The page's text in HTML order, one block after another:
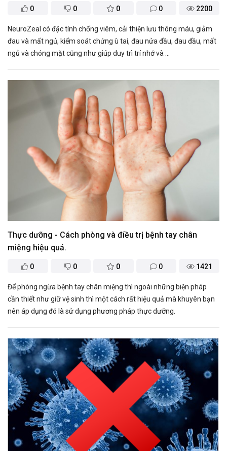
0 0 0 0 2200
NeuroZeal có đặc tính chống viêm, cải thiện lưu thông máu, giảm
đau và mất ngủ, kiểm soát chứng ù tai, đau nửa đầu, đau đầu, mất
ngủ và chóng mặt cũng như giúp duy trì trí nhớ và ...
Thực dưỡng - Cách phòng và điều trị bệnh tay chân
miệng hiệu quả.
0 0 0 0 1421
Để phòng ngừa bệnh tay chân miệng thì ngoài những biện pháp
cần thiết như giữ vệ sinh thì một cách rất hiệu quả mà khuyên bạn
nên áp dụng đó là sử dụng phương pháp thực dưỡng.